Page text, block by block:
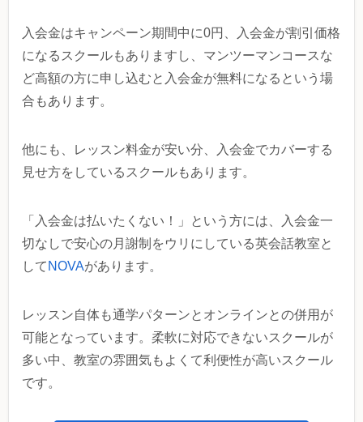
入会金はキャンペーン期間中に0円、入会金が割引価格
になるスクールもありますし、マンツーマンコースな
ど高額の方に申し込むと入会金が無料になるという場
合もあります。
他にも、レッスン料金が安い分、入会金でカバーする
見せ方をしているスクールもあります。
「入会金は払いたくない！」という方には、入会金一
切なしで安心の月謝制をウリにしている英会話教室と
して NOVAがあります。
レッスン自体も通学パターンとオンラインとの併用が
可能となっています。柔軟に対応できないスクールが
多い中、教室の雰囲気もよくて利便性が高いスクール
です。